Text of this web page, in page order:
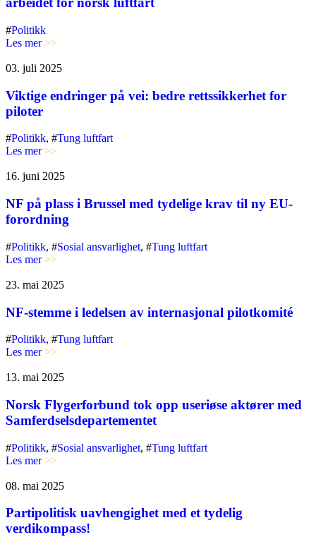
#Politikk
Les mer>>
03. juli 2025
Viktige endringer på vei: bedre rettssikkerhet for
piloter
#Politikk, #Tung luftfart
Les mer>>
16. juni 2025
NF på plass i Brussel med tydelige krav til ny EU-
forordning
#Politikk, #Sosial ansvarlighet, #Tung luftfart
Les mer>>
23. mai 2025
NF-stemme i ledelsen av internasjonal pilotkomité
#Politikk, #Tung luftfart
Les mer>>
13. mai 2025
Norsk Flygerforbund tok opp useriøse aktører med
Samferdselsdepartementet
#Politikk, #Sosial ansvarlighet, #Tung luftfart
Les mer>>
08. mai 2025
Partipolitisk uavhengighet med et tydelig
verdikompass!